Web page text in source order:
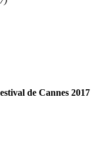
de Cannes 2017